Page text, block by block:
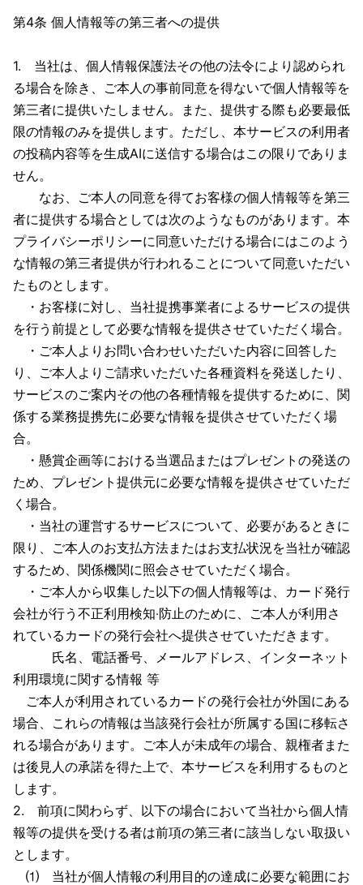
第4条 個人情報等の第三者への提供
1. 当社は、個人情報保護法その他の法令により認められ
る場合を除き、ご本人の事前同意を得ないで個人情報等を
第三者に提供いたしません。また、提供する際も必要最低
限の情報のみを提供します。ただし、本サービスの利用者
の投稿内容等を生成AIに送信する場合はこの限りでありま
せん。
なお、ご本人の同意を得てお客様の個人情報等を第三
者に提供する場合としては次のようなものがあります。本
プライバシーポリシーに同意いただける場合にはこのよう
な情報の第三者提供が行われることについて同意いただい
たものとします。
・お客様に対し、当社提携事業者によるサービスの提供
を行う前提として必要な情報を提供させていただく場合。
・ご本人よりお問い合わせいただいた内容に回答した
り、ご本人よりご請求いただいた各種資料を発送したり、
サービスのご案内その他の各種情報を提供するために、関
係する業務提携先に必要な情報を提供させていただく場
合。
・懸賞企画等における当選品またはプレゼントの発送の
ため、プレゼント提供元に必要な情報を提供させていただ
く場合。
・当社の運営するサービスについて、必要があるときに
限り、ご本人のお支払方法またはお支払状況を当社が確認
するため、関係機関に照会させていただく場合。
・ご本人から収集した以下の個人情報等は、カード発行
会社が行う不正利用検知‧防止のために、ご本人が利用さ
れているカードの発行会社へ提供させていただきます。
氏名、電話番号、メールアドレス、インターネット
利⽤環境に関する情報 等
ご本人が利用されているカードの発行会社が外国にある
場合、これらの情報は当該発行会社が所属する国に移転さ
れる場合があります。ご本人が未成年の場合、親権者また
は後見人の承諾を得た上で、本サービスを利用するものと
します。
2. 前項に関わらず、以下の場合において当社から個人情
報等の提供を受ける者は前項の第三者に該当しない取扱い
とします。
⑴ 当社が個人情報の利用目的の達成に必要な範囲にお